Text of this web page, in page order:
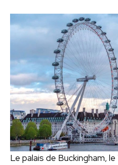
Le palais de Buckingham,